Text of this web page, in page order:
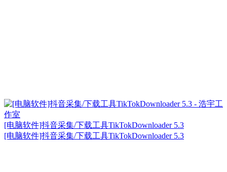
[电脑软件]抖音采集/下载工具TikTokDownloader 5.3
[电脑软件]抖音采集/下载工具TikTokDownloader 5.3